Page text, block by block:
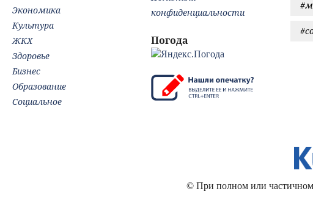
Экономика
Культура
ЖКХ
Здоровье
Бизнес
Образование
Социальное
конфиденциальности
Погода
© При полном или частичном